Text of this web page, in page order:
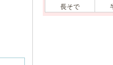
長そで